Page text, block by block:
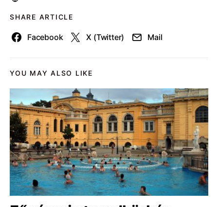
SHARE ARTICLE
Facebook X (Twitter) Mail
YOU MAY ALSO LIKE